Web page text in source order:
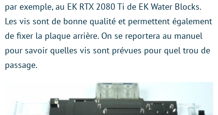
par exemple, au EK RTX 2080 Ti de EK Water Blocks.
Les vis sont de bonne qualité et permettent également
de fixer la plaque arrière. On se reportera au manuel
pour savoir quelles vis sont prévues pour quel trou de
passage.